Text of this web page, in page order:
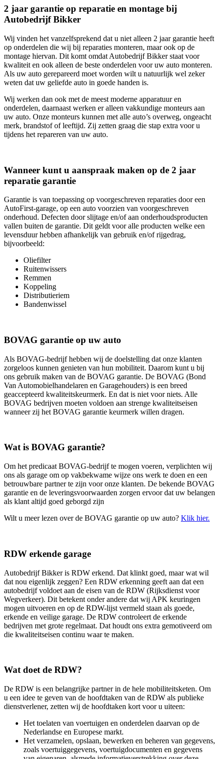
2 jaar garantie op reparatie en montage bij
Autobedrijf Bikker
Wij vinden het vanzelfsprekend dat u niet alleen 2 jaar garantie heeft
op onderdelen die wij bij reparaties monteren, maar ook op de
montage hiervan. Dit komt omdat Autobedrijf Bikker staat voor
kwaliteit en ook alleen de beste onderdelen voor uw auto monteren.
Als uw auto gerepareerd moet worden wilt u natuurlijk wel zeker
weten dat uw geliefde auto in goede handen is.
Wij werken dan ook met de meest moderne apparatuur en
onderdelen, daarnaast werken er alleen vakkundige monteurs aan
uw auto. Onze monteurs kunnen met alle auto’s overweg, ongeacht
merk, brandstof of leeftijd. Zij zetten graag die stap extra voor u
tijdens het repareren van uw auto.
Wanneer kunt u aanspraak maken op de 2 jaar
reparatie garantie
Garantie is van toepassing op voorgeschreven reparaties door een
AutoFirst-garage, op een auto voorzien van voorgeschreven
onderhoud. Defecten door slijtage en/of aan onderhoudsproducten
vallen buiten de garantie. Dit geldt voor alle producten welke een
levensduur hebben afhankelijk van gebruik en/of rijgedrag,
bijvoorbeeld:
Oliefilter
Ruitenwissers
Remmen
Koppeling
Distributieriem
Bandenwissel
BOVAG garantie op uw auto
Als BOVAG-bedrijf hebben wij de doelstelling dat onze klanten
zorgeloos kunnen genieten van hun mobiliteit. Daarom kunt u bij
ons gebruik maken van de BOVAG garantie. De BOVAG (Bond
Van Automobielhandelaren en Garagehouders) is een breed
geaccepteerd kwaliteitskeurmerk. En dat is niet voor niets. Alle
BOVAG bedrijven moeten voldoen aan strenge kwaliteitseisen
wanneer zij het BOVAG garantie keurmerk willen dragen.
Wat is BOVAG garantie?
Om het predicaat BOVAG-bedrijf te mogen voeren, verplichten wij
ons als garage om op vakbekwame wijze ons werk te doen en een
betrouwbare partner te zijn voor onze klanten. De bekende BOVAG
garantie en de leveringsvoorwaarden zorgen ervoor dat uw belangen
als klant altijd goed geborgd zijn
Wilt u meer lezen over de BOVAG garantie op uw auto? Klik hier.
RDW erkende garage
Autobedrijf Bikker is RDW erkend. Dat klinkt goed, maar wat wil
dat nou eigenlijk zeggen? Een RDW erkenning geeft aan dat een
autobedrijf voldoet aan de eisen van de RDW (Rijksdienst voor
Wegverkeer). Dit betekent onder andere dat wij APK keuringen
mogen uitvoeren en op de RDW-lijst vermeld staan als goede,
erkende en veilige garage. De RDW controleert de erkende
bedrijven met grote regelmaat. Dat houdt ons extra gemotiveerd om
die kwaliteitseisen continu waar te maken.
Wat doet de RDW?
De RDW is een belangrijke partner in de hele mobiliteitsketen. Om
u een idee te geven van de hoofdtaken van de RDW als publieke
dienstverlener, zetten wij de hoofdtaken kort voor u uiteen:
Het toelaten van voertuigen en onderdelen daarvan op de
Nederlandse en Europese markt.
Het verzamelen, opslaan, bewerken en beheren van gegevens,
zoals voertuiggegevens, voertuigdocumenten en gegevens